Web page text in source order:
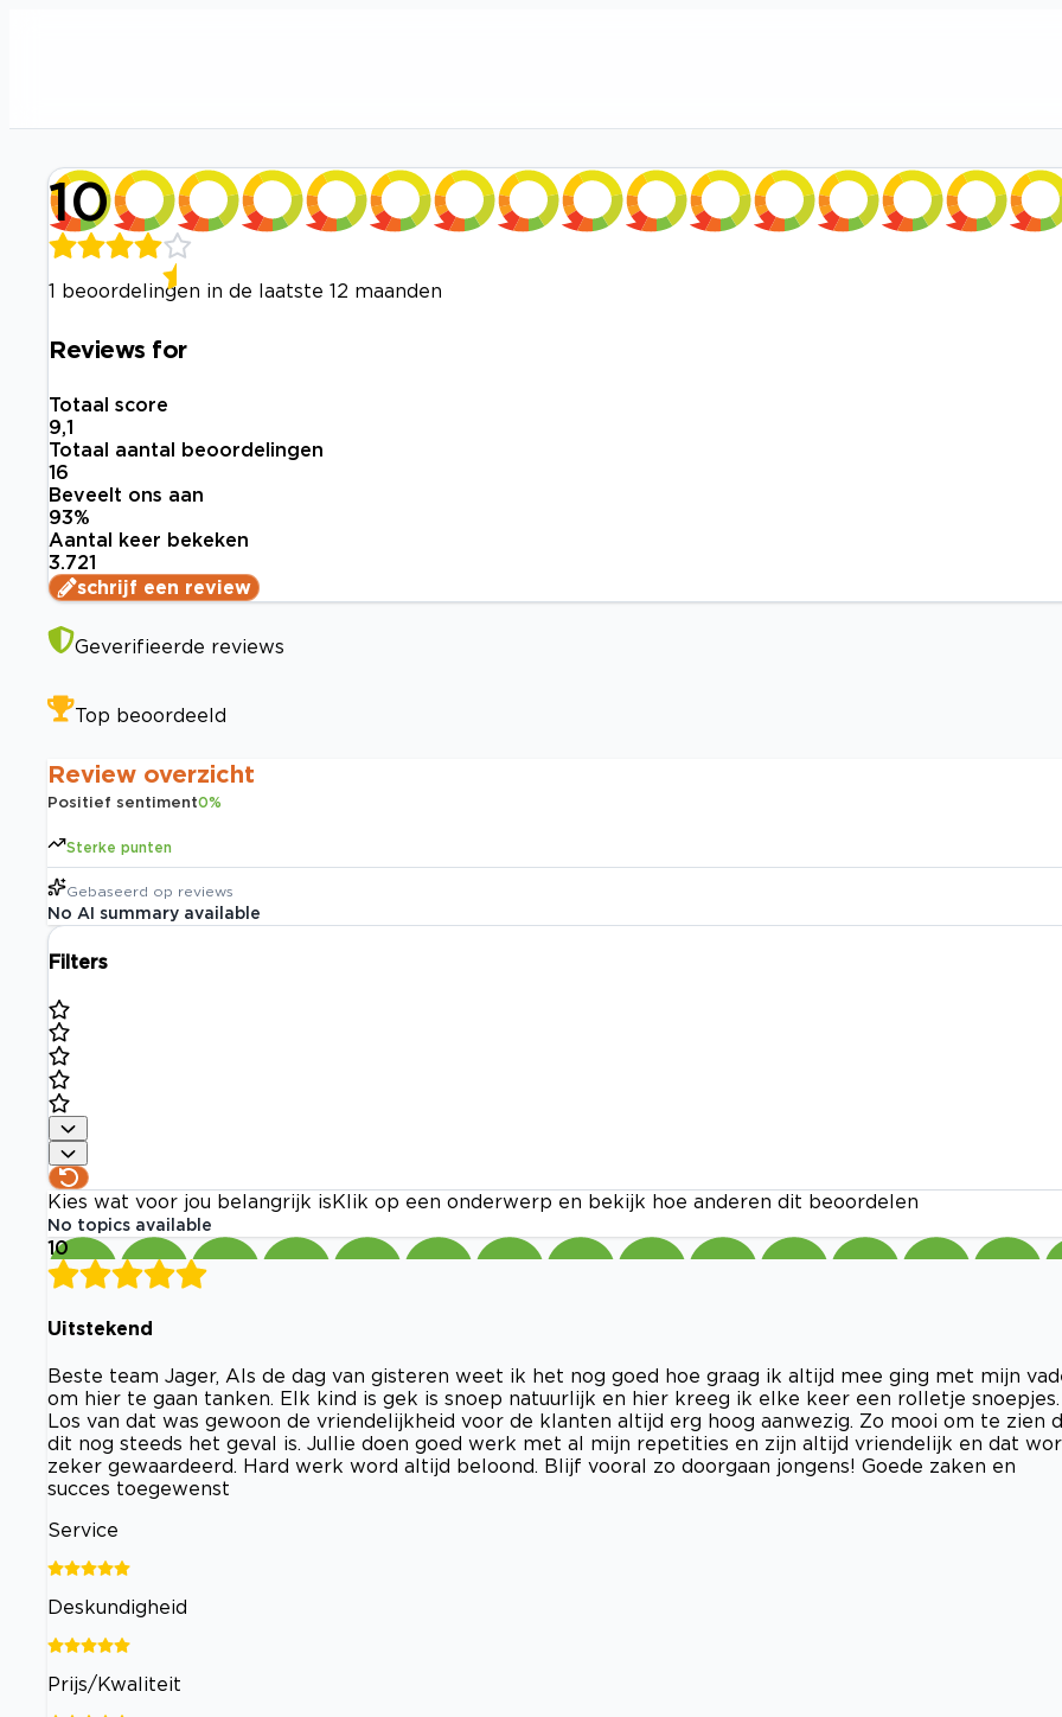
10
1 beoordelingen in de laatste 12 maanden
Reviews for
Totaal score
9,1
Totaal aantal beoordelingen
16
Beveelt ons aan
93%
Aantal keer bekeken
3.721
schrijf een review
Geverifieerde reviews
Top beoordeeld
Review overzicht
Positief sentiment0%
Sterke punten
Gebaseerd op reviews
No AI summary available
Filters
Kies wat voor jou belangrijk is Klik op een onderwerp en bekijk hoe anderen dit beoordelen
No topics available
10
Uitstekend
Beste team Jager, Als de dag van gisteren weet ik het nog goed hoe graag ik altijd mee ging met mijn
om hier te gaan tanken. Elk kind is gek is snoep natuurlijk en hier kreeg ik elke keer een rolletje snoepjes.
Los van dat was gewoon de vriendelijkheid voor de klanten altijd erg hoog aanwezig. Zo mooi om te zien
dit nog steeds het geval is. Jullie doen goed werk met al mijn repetities en zijn altijd vriendelijk en dat
zeker gewaardeerd. Hard werk word altijd beloond. Blijf vooral zo doorgaan jongens! Goede zaken en
succes toegewenst
Service
Deskundigheid
Prijs/Kwaliteit